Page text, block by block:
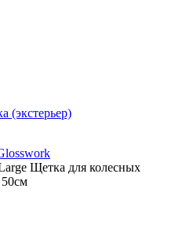
(экстерьер)
Щетка для колесных